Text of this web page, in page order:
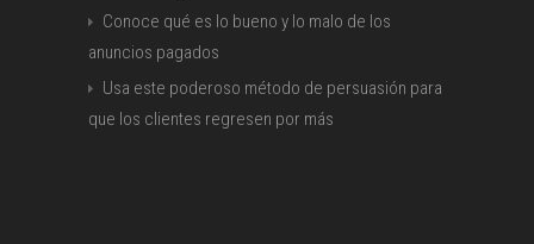
Conoce qué es lo bueno y lo malo de los
anuncios pagados
Usa este poderoso método de persuasión para
que los clientes regresen por más